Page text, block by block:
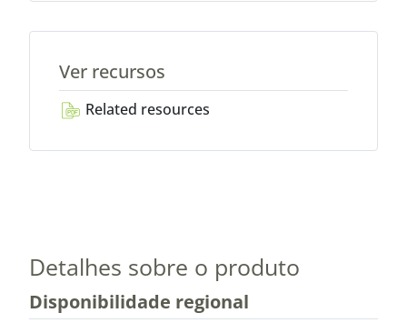
Ver recursos
Related resources
Detalhes sobre o produto
Disponibilidade regional